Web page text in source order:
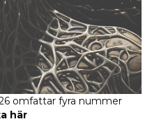
omfattar fyra nummer
här